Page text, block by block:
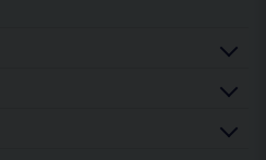
elektronisk vinkelslip.